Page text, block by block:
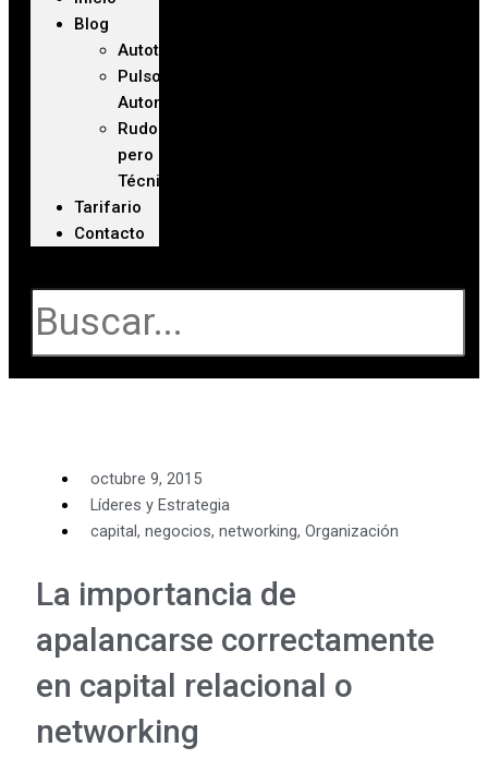
Blog
Autoteca
Pulso
Automotriz
Rudo
pero
Técnico
Tarifario
Contacto
octubre 9, 2015
Líderes y Estrategia
capital, negocios, networking, Organización
La importancia de
apalancarse correctamente
en capital relacional o
networking